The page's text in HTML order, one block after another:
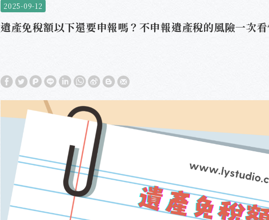
2025-09-12
遺產免稅額以下還要申報嗎？不申報遺產稅的風險一次